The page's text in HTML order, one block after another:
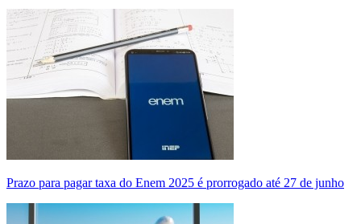
Prazo para pagar taxa do Enem 2025 é prorrogado até 27 de junho